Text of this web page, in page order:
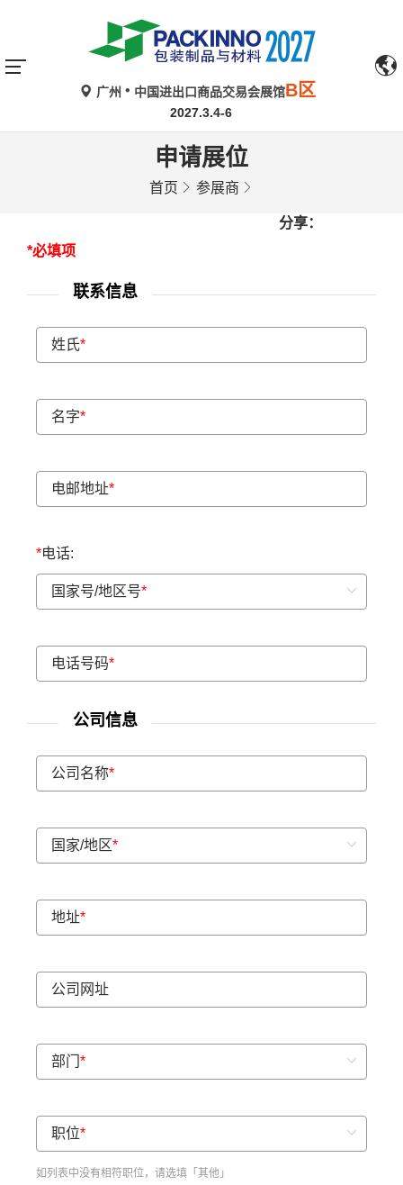
广州 中国进出口商品交易会展馆B区
2027.3.4-6
申请展位
首页 参展商
分享：
*必填项
联系信息
姓氏*
名字*
电邮地址*
*电话:
国家号/地区号*
电话号码*
公司信息
公司名称*
国家/地区*
地址*
公司网址
部门 *
职位*
如列表中没有相符职位，请选填「其他」